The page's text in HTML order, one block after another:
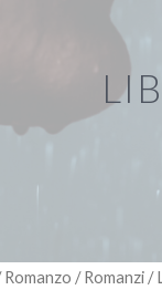
Romanzo /Romanzi /